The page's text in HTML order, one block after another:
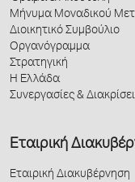
Μήνυμα Μοναδικού
Διοικητικό Συμβούλιο
Οργανόγραμμα
Στρατηγική
Η Ελλάδα
Συνεργασίες &
Εταιρική
Εταιρική Διακυβέρνηση